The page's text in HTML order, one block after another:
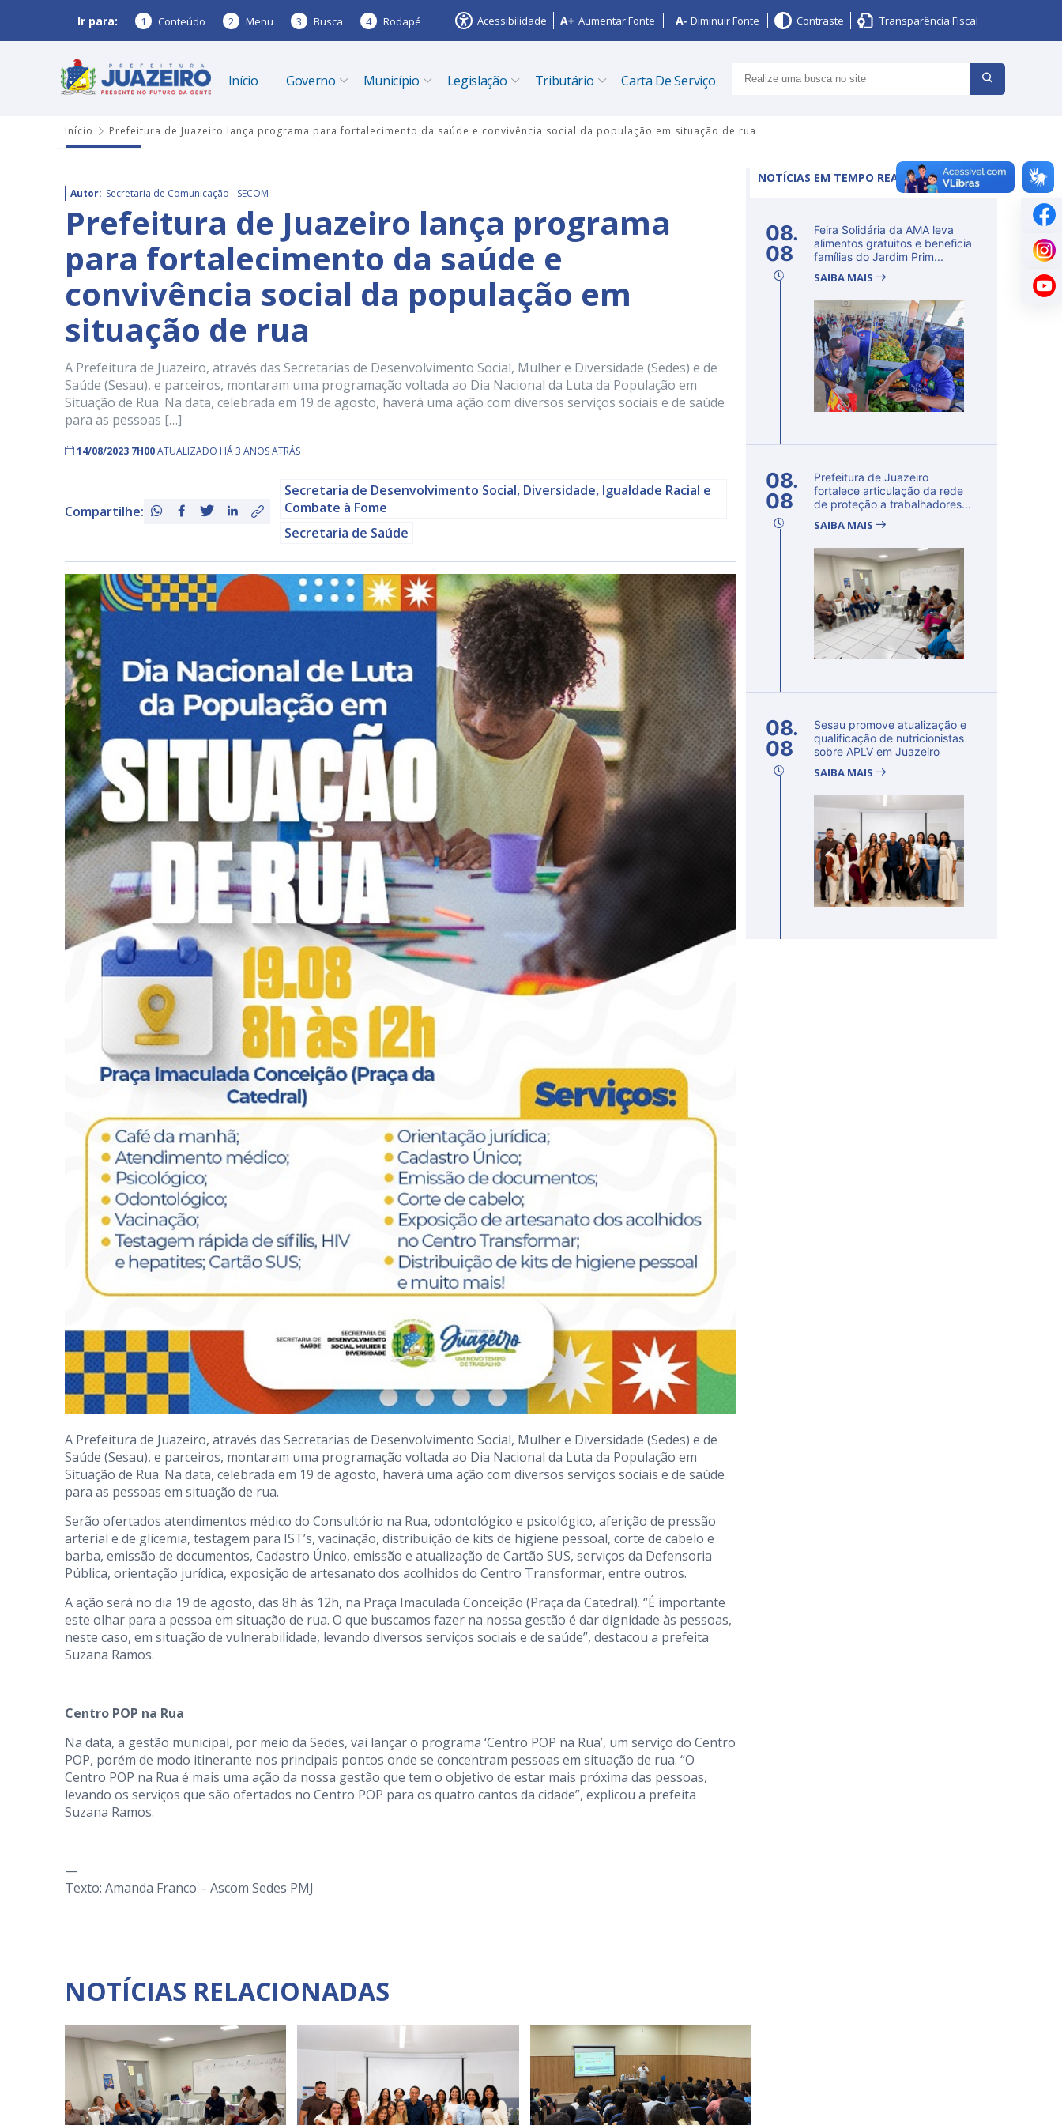
Ir para: 1 Conteúdo 2 Menu 3 Busca 4 Rodapé Acessibilidade Aumentar Fonte Diminuir Fonte Contraste Transparência Fiscal
Início Governo Município Legislação Tributário Carta De Serviço
Início Prefeitura de Juazeiro lança programa para fortalecimento da saúde e convivência social da população em situação de rua
Autor: Secretaria de Comunicação - SECOM
Prefeitura de Juazeiro lança programa
para fortalecimento da saúde e
convivência social da população em
situação de rua
A Prefeitura de Juazeiro, através das Secretarias de Desenvolvimento Social, Mulher e Diversidade (Sedes) e de
Saúde (Sesau), e parceiros, montaram uma programação voltada ao Dia Nacional da Luta da População em
Situação de Rua. Na data, celebrada em 19 de agosto, haverá uma ação com diversos serviços sociais e de saúde
para as pessoas […]
14/08/2023 7H00ATUALIZADO HÁ 3 ANOS ATRÁS
Compartilhe:
Secretaria de Desenvolvimento Social, Diversidade, Igualdade Racial e
Combate à Fome
Secretaria de Saúde
A Prefeitura de Juazeiro, através das Secretarias de Desenvolvimento Social, Mulher e Diversidade (Sedes) e de
Saúde (Sesau), e parceiros, montaram uma programação voltada ao Dia Nacional da Luta da População em
Situação de Rua. Na data, celebrada em 19 de agosto, haverá uma ação com diversos serviços sociais e de saúde
para as pessoas em situação de rua.
Serão ofertados atendimentos médico do Consultório na Rua, odontológico e psicológico, aferição de pressão
arterial e de glicemia, testagem para IST’s, vacinação, distribuição de kits de higiene pessoal, corte de cabelo e
barba, emissão de documentos, Cadastro Único, emissão e atualização de Cartão SUS, serviços da Defensoria
Pública, orientação jurídica, exposição de artesanato dos acolhidos do Centro Transformar, entre outros.
A ação será no dia 19 de agosto, das 8h às 12h, na Praça Imaculada Conceição (Praça da Catedral). “É importante
este olhar para a pessoa em situação de rua. O que buscamos fazer na nossa gestão é dar dignidade às pessoas,
neste caso, em situação de vulnerabilidade, levando diversos serviços sociais e de saúde”, destacou a prefeita
Suzana Ramos.
Centro POP na Rua
Na data, a gestão municipal, por meio da Sedes, vai lançar o programa ‘Centro POP na Rua’, um serviço do Centro
POP, porém de modo itinerante nos principais pontos onde se concentram pessoas em situação de rua. “O
Centro POP na Rua é mais uma ação da nossa gestão que tem o objetivo de estar mais próxima das pessoas,
levando os serviços que são ofertados no Centro POP para os quatro cantos da cidade”, explicou a prefeita
Suzana Ramos.
—
Texto: Amanda Franco – Ascom Sedes PMJ
NOTÍCIAS RELACIONADAS
NOTÍCIAS EM TEMPO REAL
08.
08
Feira Solidária da AMA leva
alimentos gratuitos e beneficia
famílias do Jardim Prim...
SAIBA MAIS
08.
08
Prefeitura de Juazeiro
fortalece articulação da rede
de proteção a trabalhadores...
SAIBA MAIS
08.
08
Sesau promove atualização e
qualificação de nutricionistas
sobre APLV em Juazeiro
SAIBA MAIS